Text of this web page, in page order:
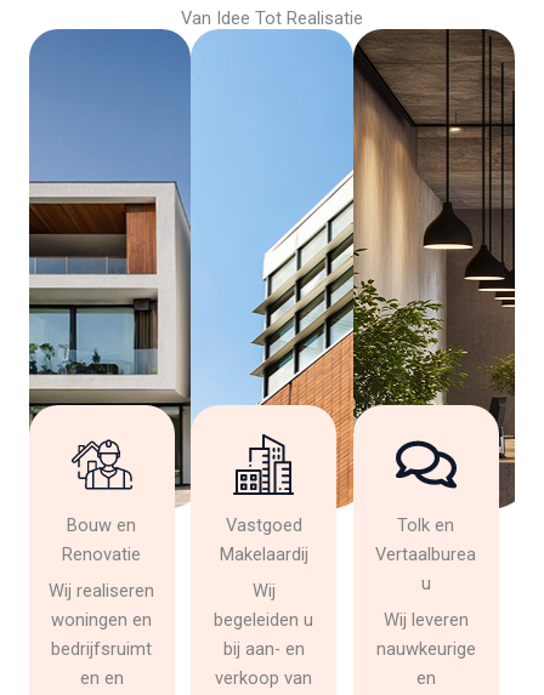
Van Idee Tot Realisatie
Bouw en
Renovatie
Wij realiseren
woningen en
bedrijfsruimt
en en
Vastgoed
Makelaardij
Wij
begeleiden u
bij aan- en
verkoop van
Tolk en
Vertaalburea
u
Wij leveren
nauwkeurige
en